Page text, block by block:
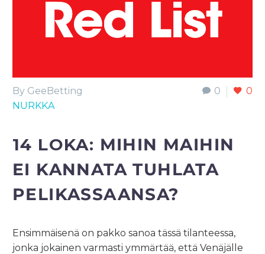
0 0
By GeeBetting
NURKKA
14 LOKA: MIHIN MAIHIN
EI KANNATA TUHLATA
PELIKASSAANSA?
Ensimmäisenä on pakko sanoa tässä tilanteessa,
jonka jokainen varmasti ymmärtää, että Venäjälle